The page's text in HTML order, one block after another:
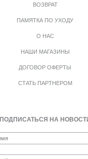
ВОЗВРАТ
ПАМЯТКА ПО УХОДУ
О НАС
НАШИ МАГАЗИНЫ
ДОГОВОР ОФЕРТЫ
СТАТЬ ПАРТНЕРОМ
ПОДПИСАТЬСЯ НА